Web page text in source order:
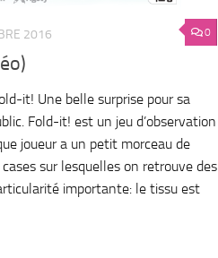
0
2016
it! Une belle surprise pour sa
Fold-it! est un jeu d’observation
joueur a un petit morceau de
sur lesquelles on retrouve des
importante: le tissu est